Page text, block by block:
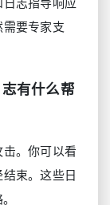
志指导响应
要专家支
有什么帮
。你可以看
束。这些日